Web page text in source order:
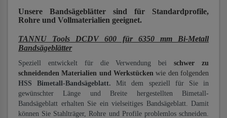
Unsere Bandsägeblätter sind für Standardprofile,
Rohre und Vollmaterialien geeignet.
TANNU Tools DCDV 600 für 6350 mm Bi-Metall
Bandsägeblätter
Speziell entwickelt für die Verwendung beischwer zu
schneidenden Materialien und Werkstücken wie den folgenden
HSS Bimetall-Bandsägeblatt. Mit dem speziell für Sie in
gewünschter Länge und Breite hergestellten Bimetall-
Bandsägeblatt erhalten Sie ein vielseitiges Bandsägeblatt. Damit
können Sie Stahlträger, Rohre und Profile problemlos schneiden.